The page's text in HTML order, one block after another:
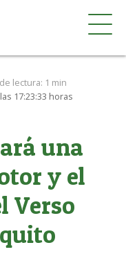
lectura: 1 min
17:23:33 horas
una
y el
Verso